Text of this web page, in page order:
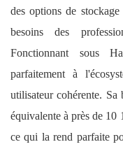
des options de
besoins des
Fonctionnant sous
parfaitement à
utilisateur cohérente.
équivalente à près de
ce qui la rend parfaite